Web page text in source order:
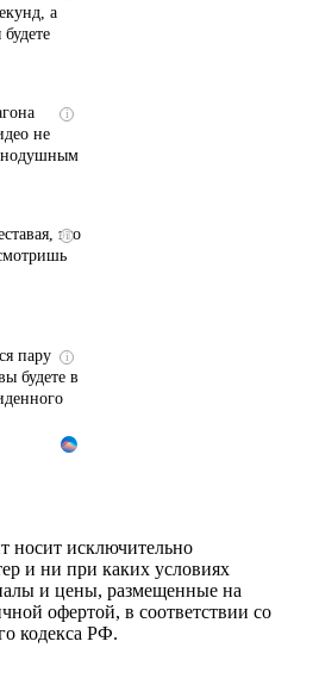
а
i
не
i
это
i
пару
будете в
10 раз
i
вы
долго
носит исключительно
и ни при каких условиях
и цены, размещенные на
офертой, в соответствии со
кодекса РФ.